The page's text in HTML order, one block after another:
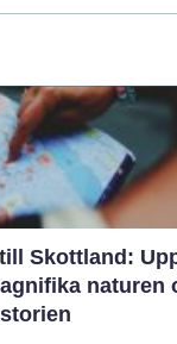
Skottland:
naturen